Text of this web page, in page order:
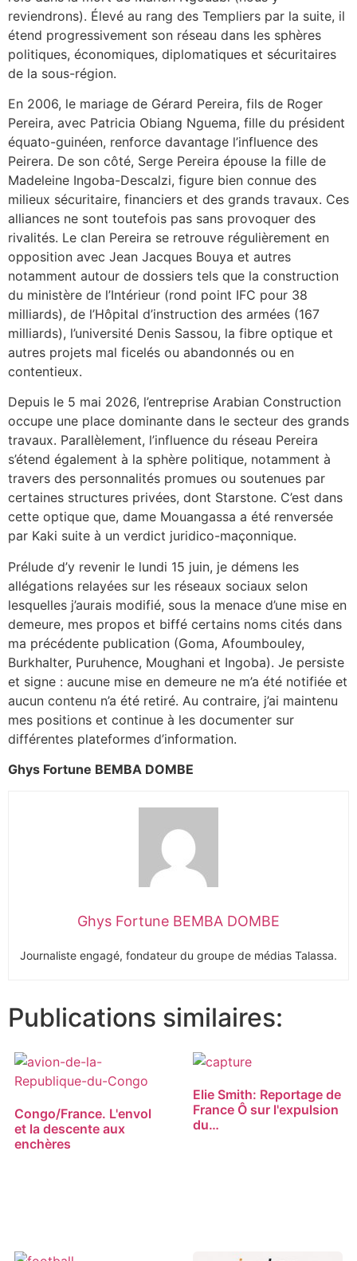
reviendrons). Élevé au rang des Templiers par la suite, il
étend progressivement son réseau dans les sphères
politiques, économiques, diplomatiques et sécuritaires
de la sous-région.
En 2006, le mariage de Gérard Pereira, fils de Roger
Pereira, avec Patricia Obiang Nguema, fille du président
équato-guinéen, renforce davantage l’influence des
Peirera. De son côté, Serge Pereira épouse la fille de
Madeleine Ingoba-Descalzi, figure bien connue des
milieux sécuritaire, financiers et des grands travaux. Ces
alliances ne sont toutefois pas sans provoquer des
rivalités. Le clan Pereira se retrouve régulièrement en
opposition avec Jean Jacques Bouya et autres
notamment autour de dossiers tels que la construction
du ministère de l’Intérieur (rond point IFC pour 38
milliards), de l’Hôpital d’instruction des armées (167
milliards), l’université Denis Sassou, la fibre optique et
autres projets mal ficelés ou abandonnés ou en
contentieux.
Depuis le 5 mai 2026, l’entreprise Arabian Construction
occupe une place dominante dans le secteur des grands
travaux. Parallèlement, l’influence du réseau Pereira
s’étend également à la sphère politique, notamment à
travers des personnalités promues ou soutenues par
certaines structures privées, dont Starstone. C’est dans
cette optique que, dame Mouangassa a été renversée
par Kaki suite à un verdict juridico-maçonnique.
Prélude d’y revenir le lundi 15 juin, je démens les
allégations relayées sur les réseaux sociaux selon
lesquelles j’aurais modifié, sous la menace d’une mise en
demeure, mes propos et biffé certains noms cités dans
ma précédente publication (Goma, Afoumbouley,
Burkhalter, Puruhence, Moughani et Ingoba). Je persiste
et signe : aucune mise en demeure ne m’a été notifiée et
aucun contenu n’a été retiré. Au contraire, j’ai maintenu
mes positions et continue à les documenter sur
différentes plateformes d’information.
Ghys Fortune BEMBA DOMBE
Ghys Fortune BEMBA DOMBE
Journaliste engagé, fondateur du groupe de médias Talassa.
Publications similaires:
Congo/France. L'envol
et la descente aux
enchères
Elie Smith: Reportage de
France Ô sur l'expulsion
du…